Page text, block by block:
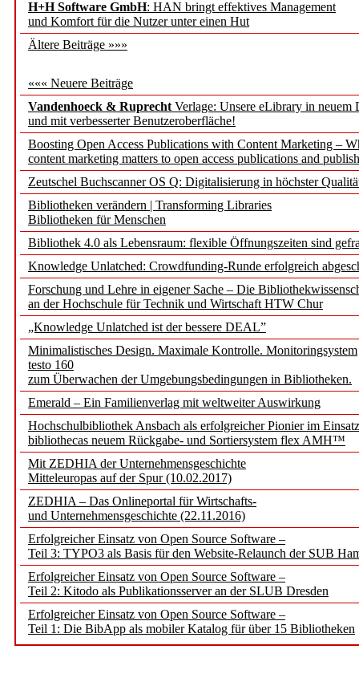
H+H Software GmbH: HAN bringt effektives Management
und Komfort für die Nutzer unter einen Hut
Ältere Beiträge »»»
««« Neuere Beiträge
Vandenhoeck & Ruprecht Verlage: Unsere eLibrary in neuem
und mit verbesserter Benutzeroberfläche!
Boosting Open Access Publications with Content Marketing –
content marketing matters to open access publications and
Zeutschel Buchscanner OS Q: Digitalisierung in höchster
Bibliotheken verändern | Transforming Libraries
Bibliotheken für Menschen
Bibliothek 4.0 als Lebensraum: flexible Öffnungszeiten sind
Knowledge Unlatched: Crowdfunding-Runde erfolgreich
Forschung und Lehre in eigener Sache – Die
an der Hochschule für Technik und Wirtschaft HTW Chur
„Knowledge Unlatched ist der bessere DEAL”
Minimalistisches Design. Maximale Kontrolle. Monitoringsystem
testo 160
zum Überwachen der Umgebungsbedingungen in Bibliotheken.
Emerald – Ein Familienverlag mit weltweiter Auswirkung
Hochschulbibliothek Ansbach als erfolgreicher Pionier im
bibliothecas neuem Rückgabe- und Sortiersystem flex AMH™
Mit ZEDHIA der Unternehmensgeschichte
Mitteleuropas auf der Spur (10.02.2017)
ZEDHIA – Das Onlineportal für Wirtschafts-
und Unternehmensgeschichte (22.11.2016)
Erfolgreicher Einsatz von Open Source Software –
Teil 3: TYPO3 als Basis für den Website-Relaunch der SUB
Erfolgreicher Einsatz von Open Source Software –
Teil 2: Kitodo als Publikationsserver an der SLUB Dresden
Erfolgreicher Einsatz von Open Source Software –
Teil 1: Die BibApp als mobiler Katalog für über 15 Bibliotheken